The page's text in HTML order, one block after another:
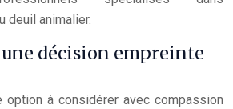
deuil animalier.
une décision empreinte
option à considérer avec compassion